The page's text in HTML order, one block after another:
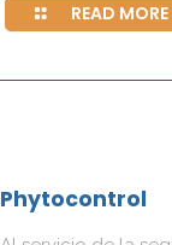
READ MORE
Phytocontrol